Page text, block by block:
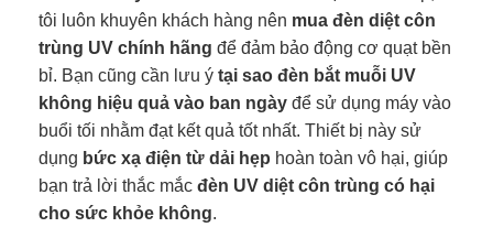
tôi luôn khuyên khách hàng nên mua đèn diệt côn
trùng UV chính hãng để đảm bảo động cơ quạt bền
bỉ. Bạn cũng cần lưu ý tại sao đèn bắt muỗi UV
không hiệu quả vào ban ngày để sử dụng máy vào
buổi tối nhằm đạt kết quả tốt nhất. Thiết bị này sử
dụng bức xạ điện từ dải hẹp hoàn toàn vô hại, giúp
bạn trả lời thắc mắc đèn UV diệt côn trùng có hại
cho sức khỏe không.